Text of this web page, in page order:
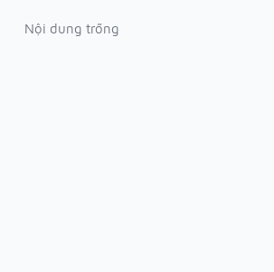
Nội dung trống